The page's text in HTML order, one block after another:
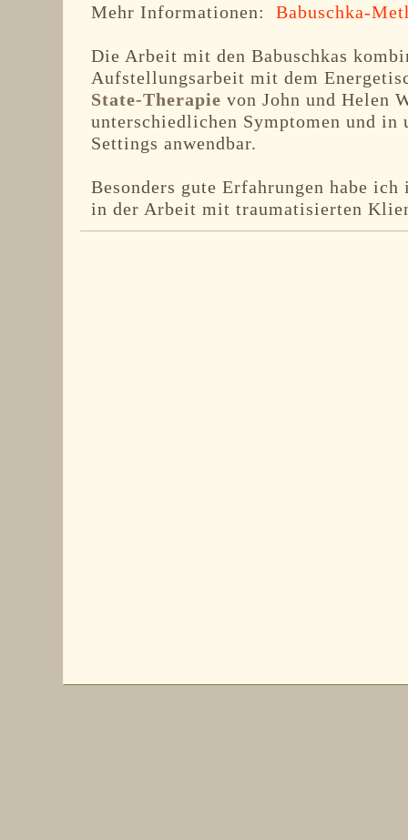
Mehr Informationen: Babuschka-
Die Arbeit mit den Babuschkas
Aufstellungsarbeit mit dem
State-Therapie von John und Helen
unterschiedlichen Symptomen und in
Settings anwendbar.
Besonders gute Erfahrungen habe ich
in der Arbeit mit traumatisierten